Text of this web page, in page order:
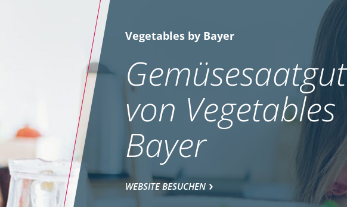
Vegetables by Bayer
Gemüsesaatgut
von Vegetables
Bayer
WEBSITE BESUCHEN